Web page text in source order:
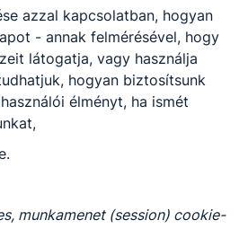
képesség.
RENDELKEZŐ
kapcsolatos
kíséri az árukészletet, részt
azzal kapcsolatban, hogyan
- annak felmérésével, hogy
látogatja, vagy használja
hogyan biztosítsunk
élményt, ha ismét
munkamenet (session) cookie-